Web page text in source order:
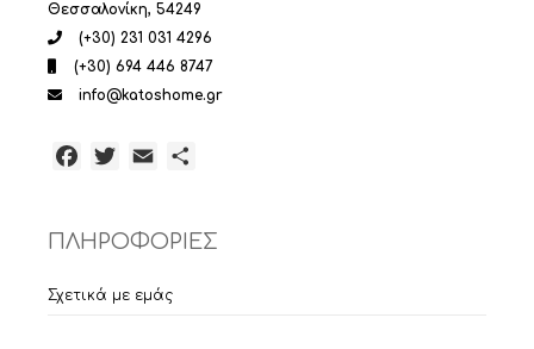
Θεσσαλονίκη, 54249
(+30) 231 031 4296
(+30) 694 446 8747
info@katoshome.gr
Facebook
TwitterEmail
ΠΛΗΡΟΦΟΡΙΕΣ
Σχετικά με εμάς